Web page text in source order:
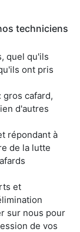
techniciens
quel qu'ils
ont pris
cafard,
d'autres
répondant à
de la lutte
et
sur nous pour
de vos